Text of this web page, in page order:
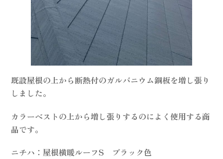
既設屋根の上から断熱付のガルバニウム鋼板を増し張り
しました。
カラーベストの上から増し張りするのによく使用する商
品です。
ニチハ：屋根横暖ルーフS ブラック色